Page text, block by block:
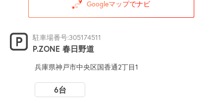
Googleマップでナビ
駐車場番号:305174511
P.ZONE 春日野道
兵庫県神戸市中央区国香通2丁目1
6台